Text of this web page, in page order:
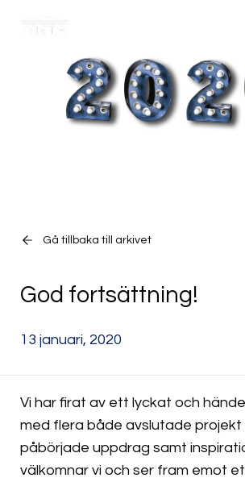
Gå tillbaka till arkivet
God fortsättning!
13 januari, 2020
Vi har firat av ett lyckat och
med flera både avslutade projekt
påbörjade uppdrag samt
välkomnar vi och ser fram emot